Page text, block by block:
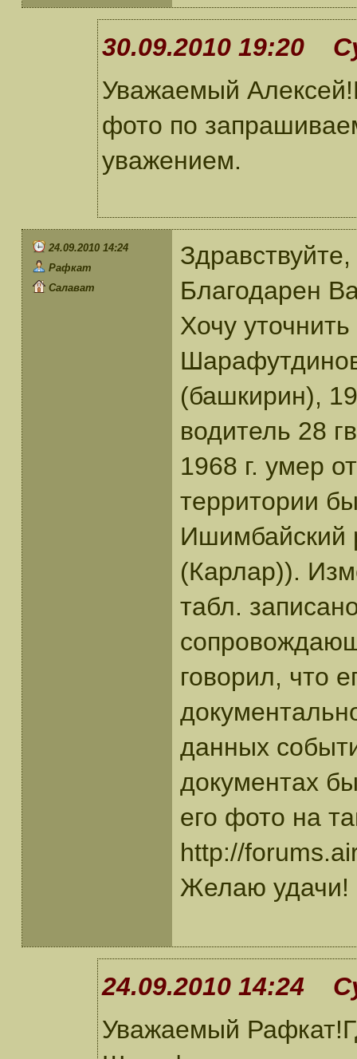
30.09.2010 19:20
Уважаемый
фото по
уважением.
24.09.2010 14:24
Рафкат
Салават
Благодарен
Хочу
(башкирин),
водитель 28
1968 г. умер
территории
Ишимбайский
(Карлар)).
табл.
говорил, что
данных
документах
его фото на
http://
Желаю удачи!
24.09.2010 14:24
Уважаемый